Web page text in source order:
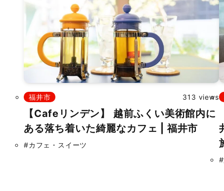
福井市 313 views
【Cafeリンデン】 越前ふくい美術館内に
ある落ち着いた綺麗なカフェ | 福井市
#カフェ・スイーツ